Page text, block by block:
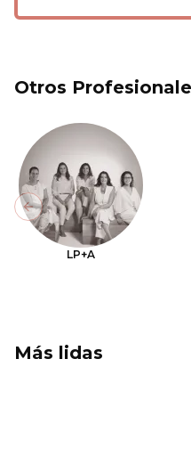
Otros
LP+A
Previous slide
Más lidas